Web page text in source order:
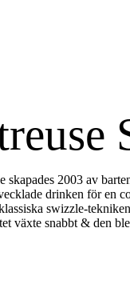
skapades 2003 av
drinken för en
swizzle-
växte snabbt & den